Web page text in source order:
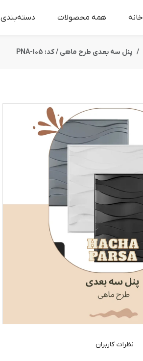
خانه همه محصولات
پنل سه بعدی طرح ماهی / کد: PNA-105
نظرات کاربران